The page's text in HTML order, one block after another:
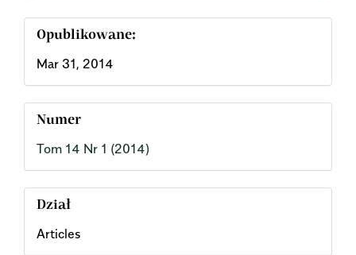
Opublikowane:
Mar 31, 2014
Numer
Tom 14 Nr 1 (2014)
Dział
Articles